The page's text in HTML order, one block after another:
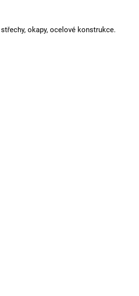
okapy, ocelové konstrukce.